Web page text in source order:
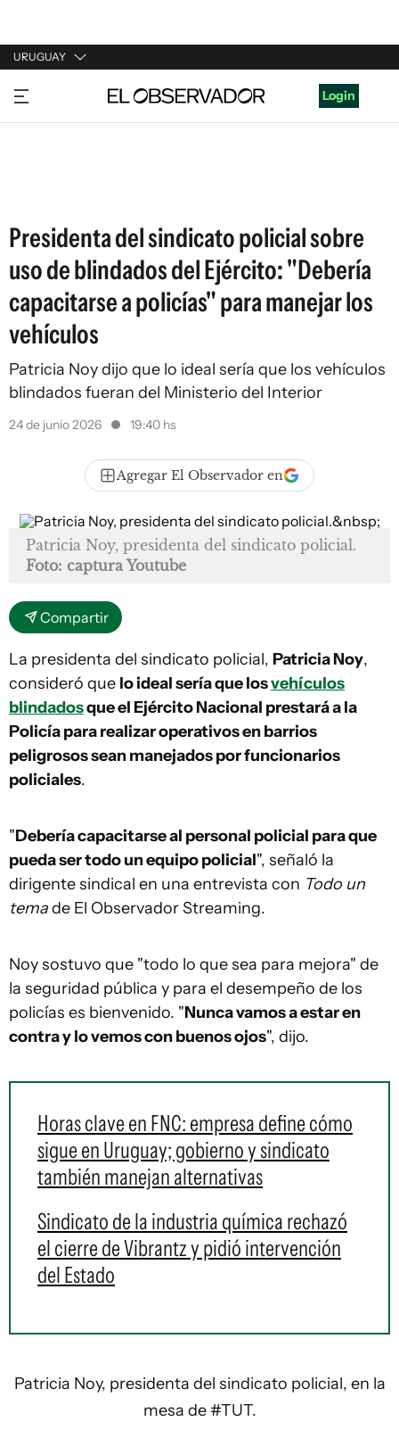
URUGUAY
URUGUAY
ARGENTINA
Login
Presidenta del sindicato policial sobre
uso de blindados del Ejército: "Debería
capacitarse a policías" para manejar los
vehículos
Patricia Noy dijo que lo ideal sería que los vehículos
blindados fueran del Ministerio del Interior
24 de junio 2026 19:40 hs
Agregar El Observador en
Patricia Noy, presidenta del sindicato policial.
Foto: captura Youtube
Compartir
La presidenta del sindicato policial, Patricia Noy,
consideró que lo ideal sería que losvehículos
blindadosque el Ejército Nacional prestará a la
Policía para realizar operativos en barrios
peligrosos sean manejados por funcionarios
policiales.
"Debería capacitarse al personal policial para que
pueda ser todo un equipo policial", señaló la
dirigente sindical en una entrevista con Todo un
temade El Observador Streaming.
Noy sostuvo que "todo lo que sea para mejora" de
la seguridad pública y para el desempeño de los
policías es bienvenido. "Nunca vamos a estar en
contra y lo vemos con buenos ojos", dijo.
Horas clave en FNC: empresa define cómo
sigue en Uruguay; gobierno y sindicato
también manejan alternativas
Sindicato de la industria química rechazó
el cierre de Vibrantz y pidió intervención
del Estado
Patricia Noy, presidenta del sindicato policial, en la
mesa de#TUT.